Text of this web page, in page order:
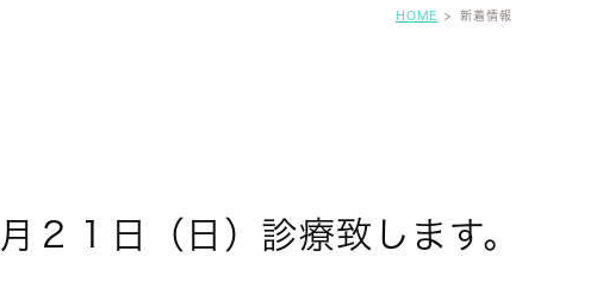
HOME 新着情報
２１日（日）診療致します。